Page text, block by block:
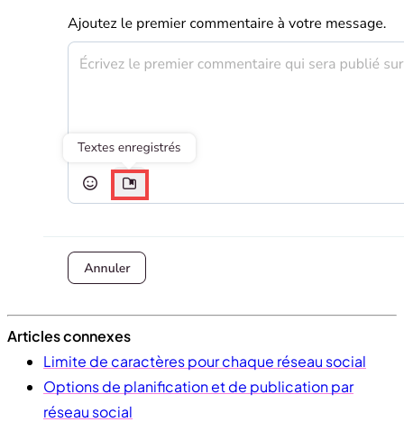
Articles connexes
Limite de caractères pour chaque réseau social
Options de planification et de publication par
réseau social